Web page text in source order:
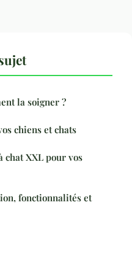
la soigner ?
chiens et chats
XXL pour vos
fonctionnalités et